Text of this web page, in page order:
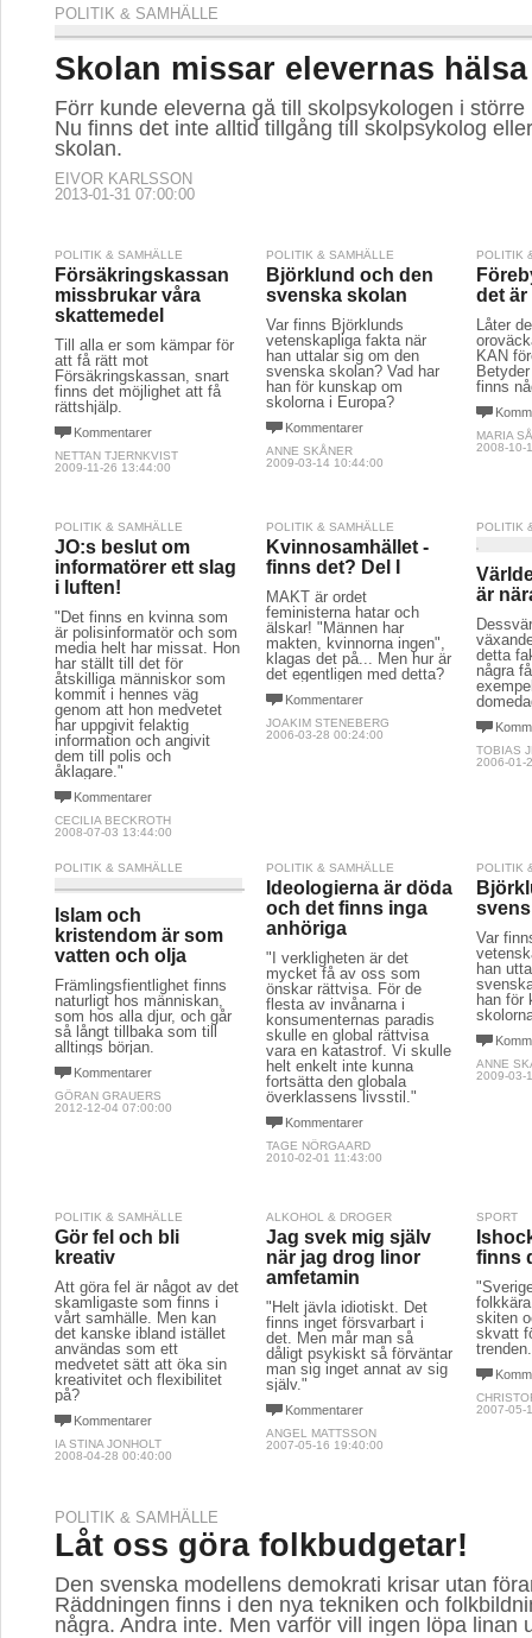
POLITIK & SAMHÄLLE
Skolan missar elevernas hälsa
Förr kunde eleverna gå till skolpsykologen i större
Nu finns det inte alltid tillgång till skolpsykolog
skolan.
EIVOR KARLSSON
2013-01-31 07:00:00
POLITIK & SAMHÄLLE
Försäkringskassan
missbrukar våra
skattemedel
Till alla er som kämpar för
att få rätt mot
Försäkringskassan, snart
finns det möjlighet att få
rättshjälp.
Kommentarer
NETTAN TJERNKVIST
2009-11-26 13:44:00
POLITIK & SAMHÄLLE
Björklund och den
svenska skolan
Var finns Björklunds
vetenskapliga fakta när
han uttalar sig om den
svenska skolan? Vad har
han för kunskap om
skolorna i Europa?
Kommentarer
ANNE SKÅNER
2009-03-14 10:44:00
POLITIK
det är
Låter
KAN
finns
MARIA
2008-10-
POLITIK & SAMHÄLLE
JO:s beslut om
informatörer ett slag
i luften!
"Det finns en kvinna som
är polisinformatör och som
media helt har missat. Hon
har ställt till det för
åtskilliga människor som
kommit i hennes väg
genom att hon medvetet
har uppgivit felaktig
information och angivit
dem till polis och
åklagare."
Kommentarer
CECILIA BECKROTH
2008-07-03 13:44:00
POLITIK & SAMHÄLLE
Kvinnosamhället -
finns det? Del I
MAKT är ordet
feministerna hatar och
älskar! "Männen har
makten, kvinnorna ingen",
klagas det på... Men hur är
det egentligen med detta?
Kommentarer
JOAKIM STENEBERG
2006-03-28 00:24:00
POLITIK
är
detta
några
TOBIAS
2006-01-
POLITIK & SAMHÄLLE
Islam och
kristendom är som
vatten och olja
Främlingsfientlighet finns
naturligt hos människan,
som hos alla djur, och går
så långt tillbaka som till
alltings början.
Kommentarer
GÖRAN GRAUERS
2012-12-04 07:00:00
POLITIK & SAMHÄLLE
Ideologierna är döda
och det finns inga
anhöriga
"I verkligheten är det
mycket få av oss som
önskar rättvisa. För de
flesta av invånarna i
konsumenternas paradis
skulle en global rättvisa
vara en katastrof. Vi skulle
helt enkelt inte kunna
fortsätta den globala
överklassens livsstil."
Kommentarer
TAGE NÖRGAARD
2010-02-01 11:43:00
POLITIK
Var
han
han för
ANNE
2009-03-
POLITIK & SAMHÄLLE
Gör fel och bli
kreativ
Att göra fel är något av det
skamligaste som finns i
vårt samhälle. Men kan
det kanske ibland istället
användas som ett
medvetet sätt att öka sin
kreativitet och flexibilitet
på?
Kommentarer
IA STINA JONHOLT
2008-04-28 00:40:00
ALKOHOL & DROGER
Jag svek mig själv
när jag drog linor
amfetamin
"Helt jävla idiotiskt. Det
finns inget försvarbart i
det. Men mår man så
dåligt psykiskt så förväntar
man sig inget annat av sig
själv."
Kommentarer
ANGEL MATTSSON
2007-05-16 19:40:00
SPORT
finns
skiten
skvatt
2007-05-
POLITIK & SAMHÄLLE
Låt oss göra folkbudgetar!
Den svenska modellens demokrati krisar utan
Räddningen finns i den nya tekniken och
några. Andra inte. Men varför vill ingen löpa linan